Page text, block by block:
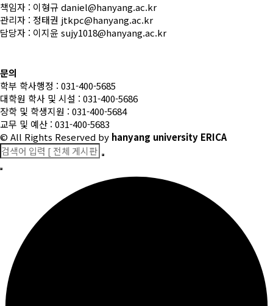
책임자 : 이형규 daniel@hanyang.ac.kr
관리자 : 정태권 jtkpc@hanyang.ac.kr
담당자 : 이지윤 sujy1018@hanyang.ac.kr
문의
학부 학사행정 : 031-400-5685
대학원 학사 및 시설 : 031-400-5686
장학 및 학생지원 : 031-400-5684
교무 및 예산 : 031-400-5683
© All Rights Reserved by hanyang university ERICA